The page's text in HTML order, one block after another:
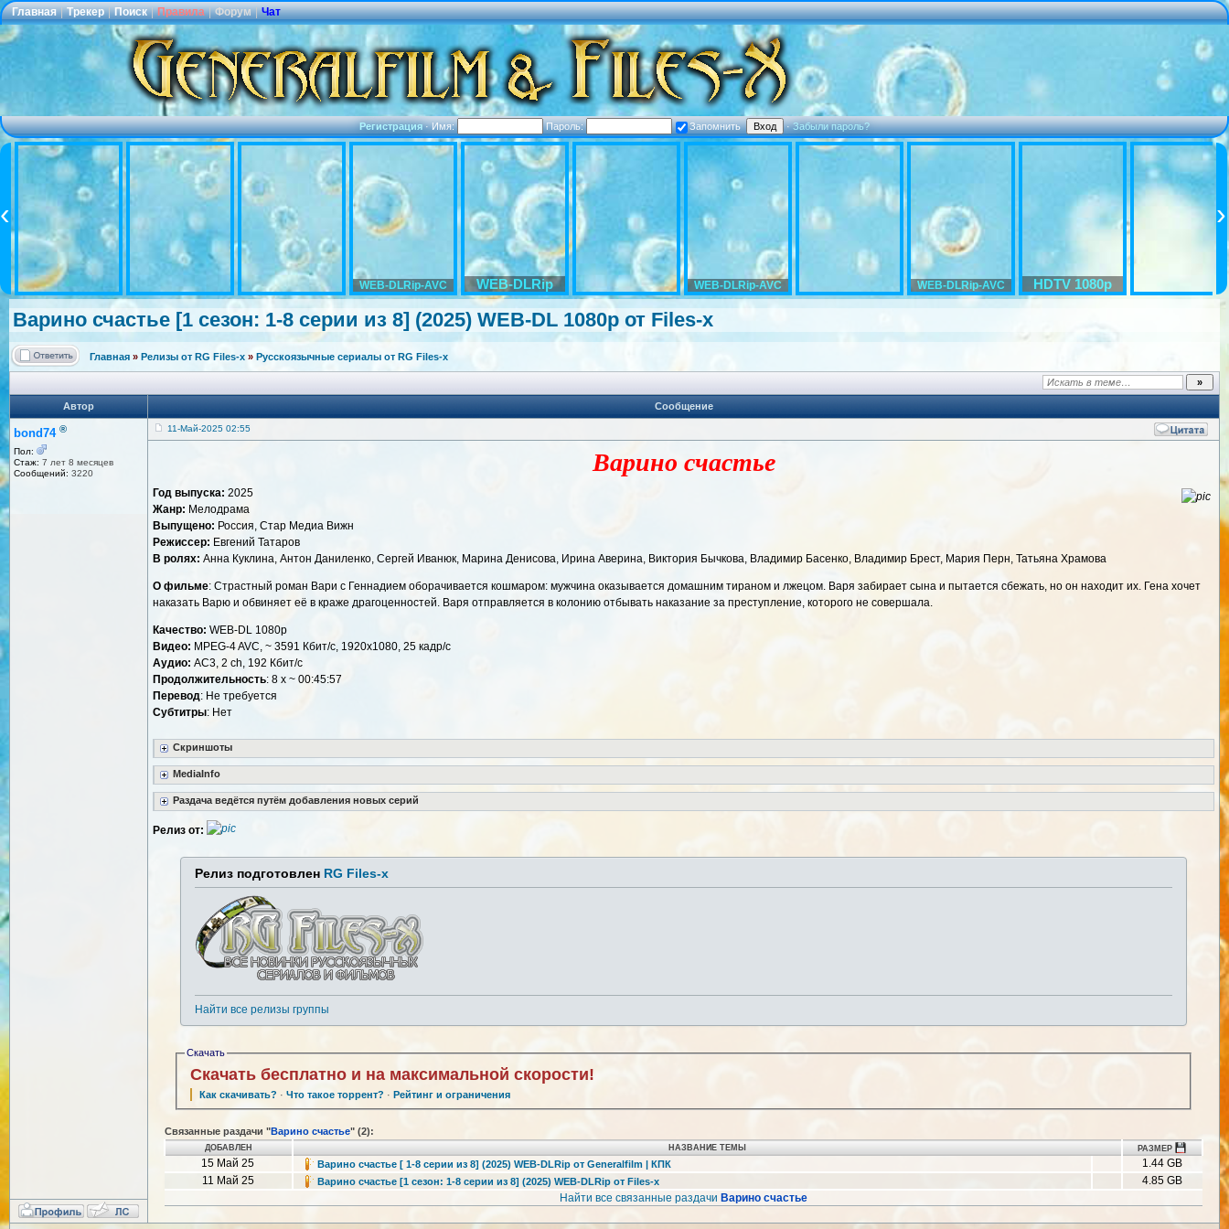
Главная | Трекер | Поиск | Правила | Форум | Чат
Регистрация·Имя: Пароль: Запомнить ·Забыли пароль?
WEB-DLRip-AVC WEB-DLRip WEB-DLRip-AVC WEB-DLRip-AVC HDTV 1080p
Варино счастье [1 сезон: 1-8 серии из 8] (2025) WEB-DL 1080p от Files-х
Главная » Релизы от RG Files-x » Русскоязычные сериалы от RG Files-x
Автор Сообщение
bond74 ®
Пол:
Стаж: 7 лет 8 месяцев
Сообщений: 3220
11-Май-2025 02:55
Варино счастье
Год выпуска: 2025
Жанр: Мелодрама
Выпущено: Россия, Стар Медиа Вижн
Режиссер: Евгений Татаров
В ролях: Анна Куклина, Антон Даниленко, Сергей Иванюк, Марина Денисова, Ирина Аверина, Виктория Бычкова, Владимир Басенко, Владимир Брест, Мария Перн, Татьяна Храмова
О фильме: Страстный роман Вари с Геннадием оборачивается кошмаром: мужчина оказывается домашним тираном и лжецом. Варя забирает сына и пытается сбежать, но он находит их. Гена хочет
наказать Варю и обвиняет её в краже драгоценностей. Варя отправляется в колонию отбывать наказание за преступление, которого не совершала.
Качество: WEB-DL 1080p
Видео: MPEG-4 AVC, ~ 3591 Кбит/с, 1920x1080, 25 кадр/с
Аудио: AC3, 2 ch, 192 Кбит/с
Продолжительность: 8 x ~ 00:45:57
Перевод: Не требуется
Cубтитры: Нет
Скриншоты
MediaInfo
Раздача ведётся путём добавления новых серий
Релиз от:
Релиз подготовлен RG Files-x
Найти все релизы группы
Скачать
Скачать бесплатно и на максимальной скорости!
Как скачивать? ·Что такое торрент? · Рейтинг и ограничения
Связанные раздачи "Варино счастье" (2):
ДОБАВЛЕН НАЗВАНИЕ ТЕМЫ РАЗМЕР
15 Май 25 Варино счастье [ 1-8 серии из 8] (2025) WEB-DLRip от Generalfilm | КПК
1.44 GB
11 Май 25
Варино счастье [1 сезон: 1-8 серии из 8] (2025) WEB-DLRip от Files-х
4.85 GB
Найти все связанные раздачи Варино счастье